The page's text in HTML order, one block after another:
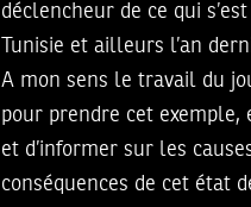
déclencheur de ce qui
Tunisie et ailleurs l’an
A mon sens le travail du
pour prendre cet exemple,
et d’informer sur les
conséquences de cet état